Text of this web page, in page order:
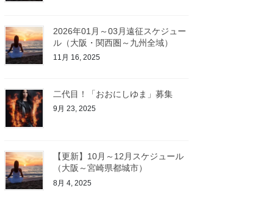
2026年01月～03月遠征スケジュー
ル（大阪・関西圏～九州全域）
11月 16, 2025
二代目！「おおにしゆま」募集
9月 23, 2025
【更新】10月～12月スケジュール
（大阪～宮崎県都城市）
8月 4, 2025